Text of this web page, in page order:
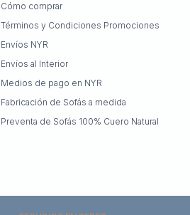
Cómo comprar
Términos y Condiciones Promociones
Envíos NYR
Envíos al Interior
Medios de pago en NYR
Fabricación de Sofás a medida
Preventa de Sofás 100% Cuero Natural